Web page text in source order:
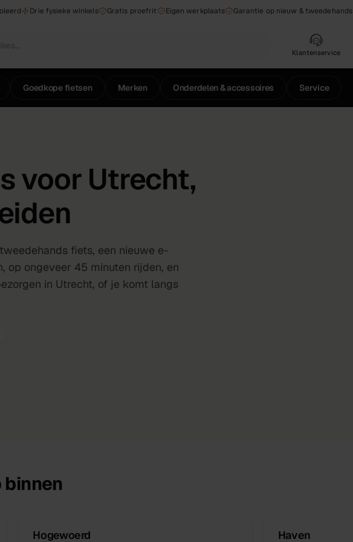
Drie fysieke winkels Gratis proefrit Eigen werkplaats Garantie op nieuw & tweedehands
Klantenservice
Goedkope fietsen Merken Onderdelen & accessoires Service
voor Utrecht,
fiets, een nieuwe e-
op ongeveer 45 minuten rijden, en
in Utrecht, of je komt langs
Hogewoerd Haven